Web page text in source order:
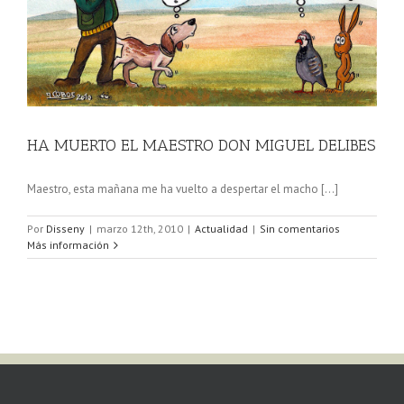
HA MUERTO EL MAESTRO DON MIGUEL DELIBES
Maestro, esta mañana me ha vuelto a despertar el macho [...]
Por Disseny | marzo 12th, 2010 | Actualidad | Sin comentarios
Más información